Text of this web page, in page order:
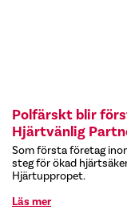
Polfärskt blir
Hjärtvänlig
Som första företag
steg för ökad
Hjärtuppropet.
Läs mer